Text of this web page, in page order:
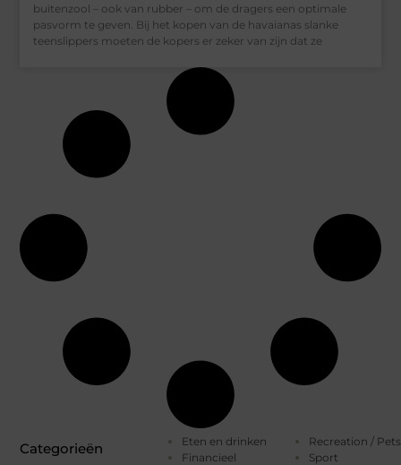
buitenzool – ook van rubber – om de dragers een optimale
pasvorm te geven. Bij het kopen van de havaianas slanke
teenslippers moeten de kopers er zeker van zijn dat ze
Categorieën
Eten en drinken
Financieel
Recreation / Pets
Sport